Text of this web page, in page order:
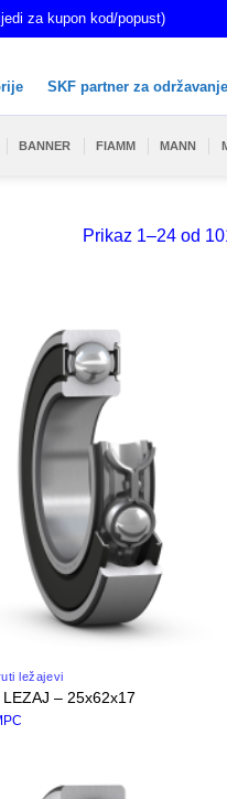
za kupon kod/popust)
SKF partner za održavanje
BANNER FIAMM MANN
Prikaz 1–24 od
ležajevi
– 25x62x17